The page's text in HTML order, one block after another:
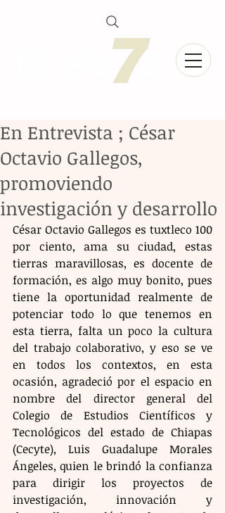
En Entrevista ; César
Octavio Gallegos,
promoviendo
investigación y desarrollo
César Octavio Gallegos es tuxtleco 100
por ciento, ama su ciudad, estas
tierras maravillosas, es docente de
formación, es algo muy bonito, pues
tiene la oportunidad realmente de
potenciar todo lo que tenemos en
esta tierra, falta un poco la cultura
del trabajo colaborativo, y eso se ve
en todos los contextos, en esta
ocasión, agradeció por el espacio en
nombre del director general del
Colegio de Estudios Científicos y
Tecnológicos del estado de Chiapas
(Cecyte), Luis Guadalupe Morales
Ángeles, quien le brindó la confianza
para dirigir los proyectos de
investigación, innovación y